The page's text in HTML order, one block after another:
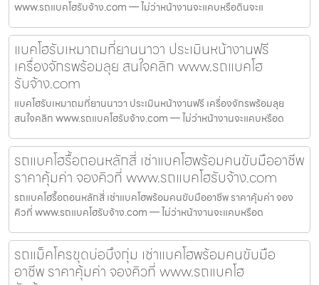
www.รถแบคโฮรับจ้าง.com — ไม่ว่าหน้างานจะแคบหรือดินจะแ
แบคโฮรับเหมาถมที่ยานนาวา ประเมินหน้างานฟรี
เครื่องจักรพร้อมลุย สนใจคลิก www.รถแบคโฮ
รับจ้าง.com
แบคโฮรับเหมาถมที่ยานนาวา ประเมินหน้างานฟรี เครื่องจักรพร้อมลุย
สนใจคลิก www.รถแบคโฮรับจ้าง.com — ไม่ว่าหน้างานจะแคบหรือด
รถแบคโฮรื้อถอนหลักสี่ เช่าแบคโฮพร้อมคนขับมืออาชีพ
ราคาคุ้มค่า จองคิวที่ www.รถแบคโฮรับจ้าง.com
รถแบคโฮรื้อถอนหลักสี่ เช่าแบคโฮพร้อมคนขับมืออาชีพ ราคาคุ้มค่า จอง
คิวที่ www.รถแบคโฮรับจ้าง.com — ไม่ว่าหน้างานจะแคบหรือด
รถแม็คโครขุดบ่อบึงกุ่ม เช่าแบคโฮพร้อมคนขับมือ
อาชีพ ราคาคุ้มค่า จองคิวที่ www.รถแบคโฮ